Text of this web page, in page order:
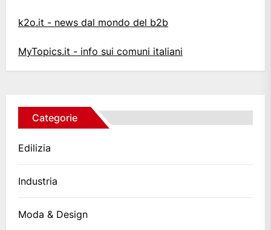
k2o.it - news dal mondo del b2b
MyTopics.it - info sui comuni italiani
Categorie
Edilizia
Industria
Moda & Design